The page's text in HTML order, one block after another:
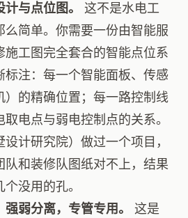
与点位图。
这不是水电工
么简单。你需要一份由智能服
施工图完全套合的智能点位系
标注：每一个智能面板、传感
）的精确位置；每一路控制线
电点与弱电控制点的关系。
计研究院）做过一个项目，
队和装修队图纸对不上，结果
没用的孔。
弱分离，专管专用。
这是